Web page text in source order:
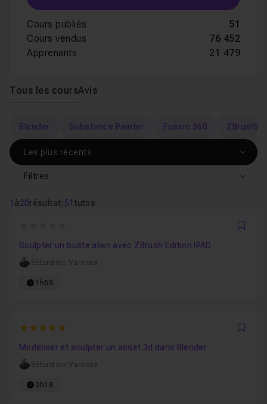
Cours publiés
51
Cours vendus
76 452
Apprenants
21 479
Tous les coursAvis
Blender Substance Painter Fusion 360 ZBrush
1 à20résultat 51 tutos
Filtres
Sculpter un buste alien avec ZBrush Edition IPAD
Sébastien Vanteux
1h55
5
Modéliser et sculpter un asset 3d dans Blender
Sébastien Vanteux
3h18